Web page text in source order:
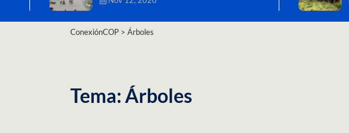
ConexiónCOP > Árboles
Tema: Árboles